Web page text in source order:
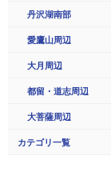
丹沢湖南部
愛鷹山周辺
大月周辺
都留・道志周辺
大菩薩周辺
カテゴリ一覧